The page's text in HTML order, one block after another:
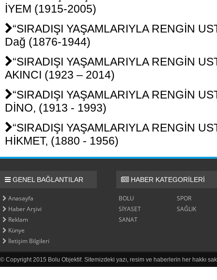
İYEM (1915-2005)
“SIRADIŞI YAŞAMLARIYLA RENGİN
Dağ (1876-1944)
“SIRADIŞI YAŞAMLARIYLA RENGİN
AKINCI (1923 – 2014)
“SIRADIŞI YAŞAMLARIYLA RENGİN
DİNO, (1913 - 1993)
“SIRADIŞI YAŞAMLARIYLA RENGİN
HİKMET, (1880 - 1956)
GENEL BAĞLANTILAR
Anasayfa
Haber Arşivi
Reklam
Künye
İletişim Bilgileri
HABER KATEGORİLERİ
BOLU
SPOR
SİYASET
SAĞLIK
SANAT
© Copyright 2015 Bolu Objektif. Sitemizdeki yazı, resim ve haberlerin her hakkı